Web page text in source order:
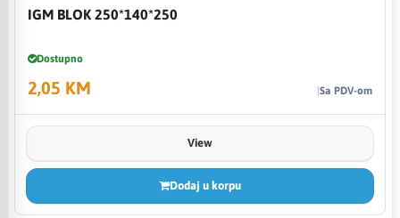
IGM BLOK 250*140*250
Dostupno
2,05 KM Sa PDV-om
View
Dodaj u korpu